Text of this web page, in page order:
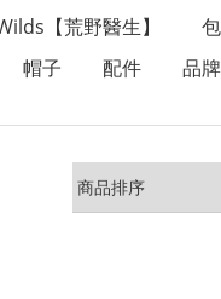
【荒野醫生】
帽子 配件 品